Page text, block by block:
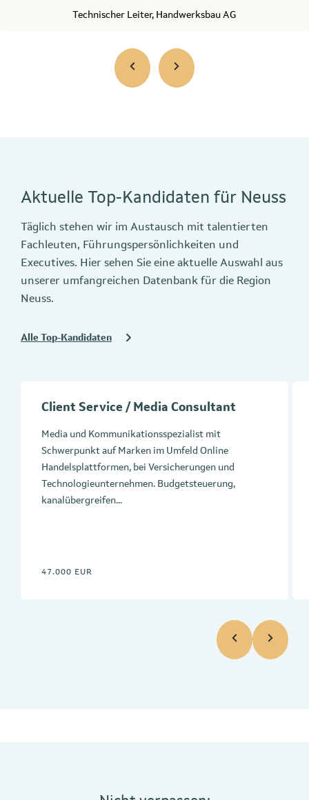
Technischer Leiter, Handwerksbau AG
Aktuelle Top-Kandidaten für Neuss
Täglich stehen wir im Austausch mit talentierten
Fachleuten, Führungspersönlichkeiten und
Executives. Hier sehen Sie eine aktuelle Auswahl aus
unserer umfangreichen Datenbank für die Region
Neuss.
Alle Top-Kandidaten
Client Service / Media Consultant
Media und Kommunikationsspezialist mit
Schwerpunkt auf Marken im Umfeld Online
Handelsplattformen, bei Versicherungen und
Technologieunternehmen. Budgetsteuerung,
kanalübergreifen...
47.000 EUR